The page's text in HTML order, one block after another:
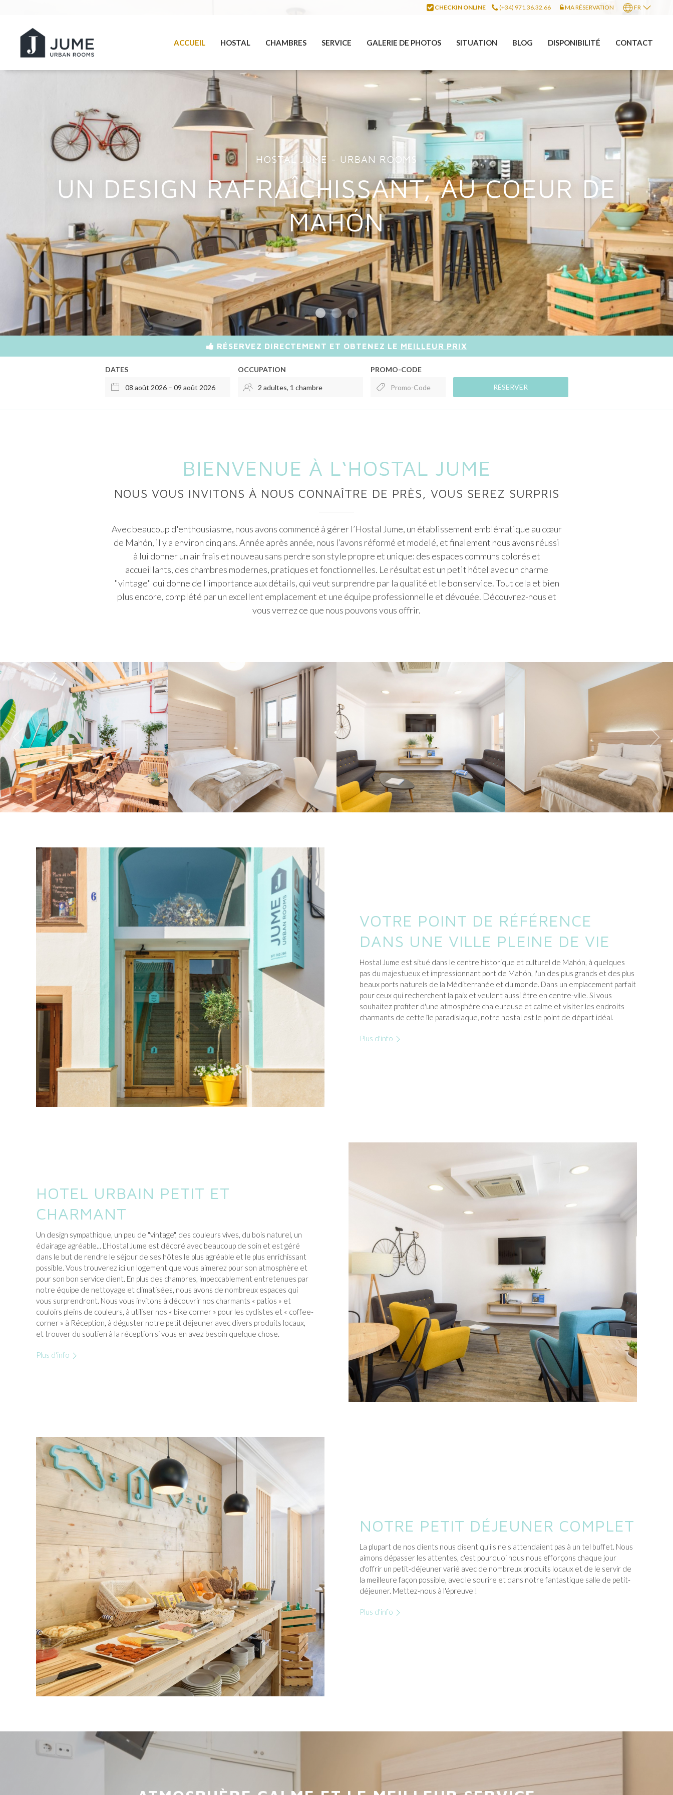
CHECKIN ONLINE (+34) 971.36.32.66 MA RÉSERVATION FR
ACCUEIL HOSTAL CHAMBRES SERVICE GALERIE DE PHOTOS SITUATION BLOG DISPONIBILITÉ CONTACT
HOSTAL JUME - URBAN ROOMS
UN DESIGN RAFRAÎCHISSANT, AU COEUR DE
MAHÓN
RÉSERVEZ DIRECTEMENT ET OBTENEZ LE MEILLEUR PRIX
DATES OCCUPATION PROMO-CODE
RÉSERVER
BIENVENUE À L‘HOSTAL JUME
NOUS VOUS INVITONS À NOUS CONNAÎTRE DE PRÈS, VOUS SEREZ SURPRIS
Avec beaucoup d'enthousiasme, nous avons commencé à gérer l’Hostal Jume, un établissement emblématique au cœur
de Mahón, il y a environ cinq ans. Année après année, nous l’avons réformé et modelé, et finalement nous avons réussi
à lui donner un air frais et nouveau sans perdre son style propre et unique: des espaces communs colorés et
accueillants, des chambres modernes, pratiques et fonctionnelles. Le résultat est un petit hôtel avec un charme
"vintage" qui donne de l'importance aux détails, qui veut surprendre par la qualité et le bon service. Tout cela et bien
plus encore, complété par un excellent emplacement et une équipe professionnelle et dévouée. Découvrez-nous et
vous verrez ce que nous pouvons vous offrir.
VOTRE POINT DE RÉFÉRENCE
DANS UNE VILLE PLEINE DE VIE
Hostal Jume est situé dans le centre historique et culturel de Mahón, à quelques
pas du majestueux et impressionnant port de Mahón, l'un des plus grands et des plus
beaux ports naturels de la Méditerranée et du monde. Dans un emplacement parfait
pour ceux qui recherchent la paix et veulent aussi être en centre-ville. Si vous
souhaitez profiter d'une atmosphère chaleureuse et calme et visiter les endroits
charmants de cette île paradisiaque, notre hostal est le point de départ idéal.
Plus d'info
HOTEL URBAIN PETIT ET
CHARMANT
Un design sympathique, un peu de "vintage", des couleurs vives, du bois naturel, un
éclairage agréable... L'Hostal Jume est décoré avec beaucoup de soin et est géré
dans le but de rendre le séjour de ses hôtes le plus agréable et le plus enrichissant
possible. Vous trouverez ici un logement que vous aimerez pour son atmosphère et
pour son bon service client. En plus des chambres, impeccablement entretenues par
notre équipe de nettoyage et climatisées, nous avons de nombreux espaces qui
vous surprendront. Nous vous invitons à découvrir nos charmants « patios » et
couloirs pleins de couleurs, à utiliser nos « bike corner » pour les cyclistes et « coffee-
corner » à Réception, à déguster notre petit déjeuner avec divers produits locaux,
et trouver du soutien à la réception si vous en avez besoin quelque chose.
Plus d'info
NOTRE PETIT DÉJEUNER COMPLET
La plupart de nos clients nous disent qu'ils ne s'attendaient pas à un tel buffet. Nous
aimons dépasser les attentes, c'est pourquoi nous nous efforçons chaque jour
d'offrir un petit-déjeuner varié avec de nombreux produits locaux et de le servir de
la meilleure façon possible, avec le sourire et dans notre fantastique salle de petit-
déjeuner. Mettez-nous à l'épreuve !
Plus d'info